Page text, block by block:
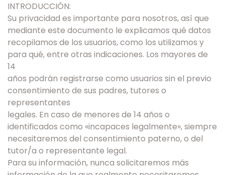
INTRODUCCIÓN:
Su privacidad es importante para nosotros, así que
mediante este documento le explicamos qué datos
recopilamos de los usuarios, como los utilizamos y
para qué, entre otras indicaciones. Los mayores de
14
años podrán registrarse como usuarios sin el previo
consentimiento de sus padres, tutores o
representantes
legales. En caso de menores de 14 años o
identificados como «incapaces legalmente», siempre
necesitaremos del consentimiento paterno, o del
tutor/a o representante legal.
Para su información, nunca solicitaremos más